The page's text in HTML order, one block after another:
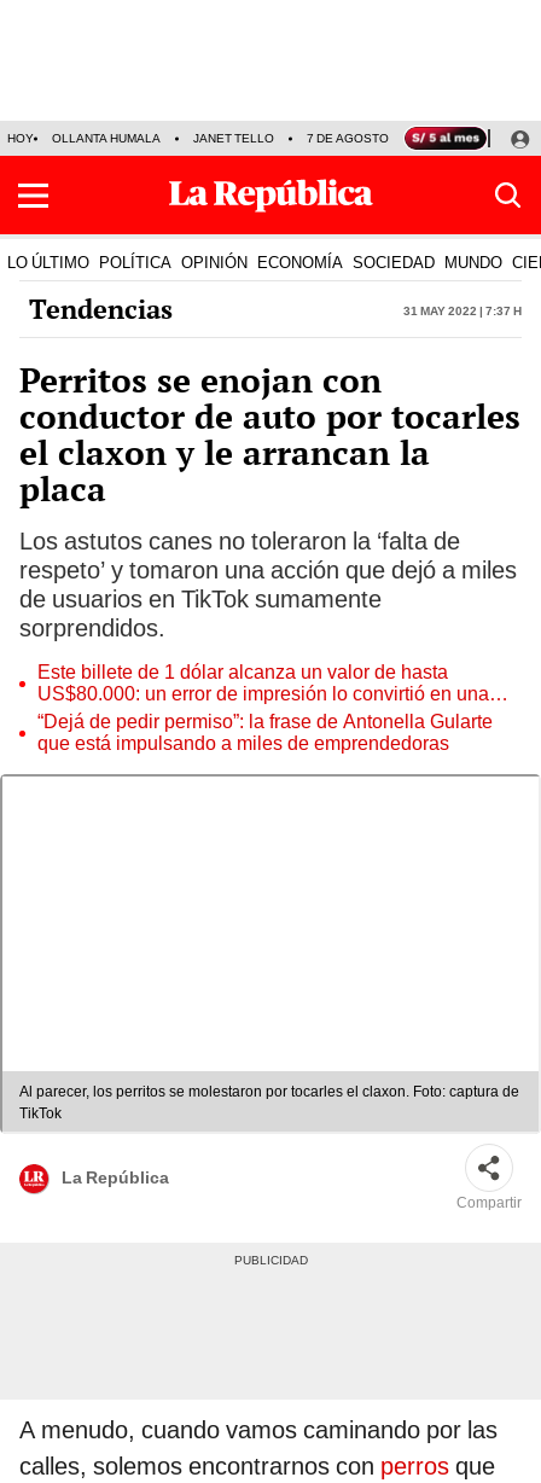
HOY OLLANTA HUMALA JANET TELLO 7 DE AGOSTO TINKA RESULTADOS
LO ÚLTIMO POLÍTICA OPINIÓN ECONOMÍA SOCIEDAD MUNDO
Tendencias 31 May 2022 | 7:37 h
Perritos se enojan con
conductor de auto por tocarles
el claxon y le arrancan la
placa
Los astutos canes no toleraron la ‘falta de
respeto’ y tomaron una acción que dejó a miles
de usuarios en TikTok sumamente
sorprendidos.
Este billete de 1 dólar alcanza un valor de hasta
US$80.000: un error de impresión lo convirtió en una
pieza única que hoy buscan coleccionistas de todo el
mundo
“Dejá de pedir permiso”: la frase de Antonella Gularte
que está impulsando a miles de emprendedoras
Al parecer, los perritos se molestaron por tocarles el claxon. Foto: captura de
TikTok
La República
Compartir
A menudo, cuando vamos caminando por las
calles, solemos encontrarnos con perros que